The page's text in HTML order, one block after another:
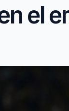
el